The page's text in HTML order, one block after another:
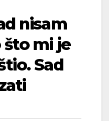
nisam
mi je
Sad